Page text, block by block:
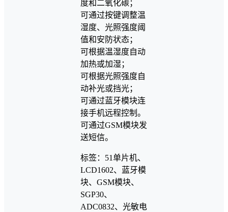
度和二氧化碳；
可通过按键调整温
湿度、光照强度阈
值和安防状态；
可根据温湿度自动
加热或加湿；
可根据光照强度自
动补光或挡光；
可通过蓝牙模块连
接手机远程控制。
可通过GSM模块发
送短信。
标签：51单片机、
LCD1602、蓝牙模
块、GSM模块、
SGP30、
ADC0832、光敏电